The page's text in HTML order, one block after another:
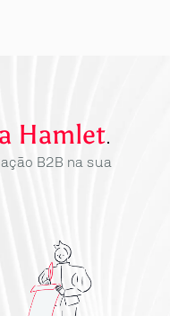
Hamlet.
B2B na sua